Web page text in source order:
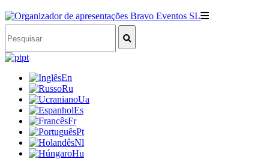
pt
En
Ru
Ua
Es
Fr
Pt
Nl
Hu